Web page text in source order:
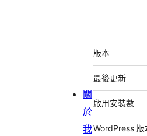
中
繼
資
料
版本
最後更新
啟用安裝數
WordPress 版
關
於
我